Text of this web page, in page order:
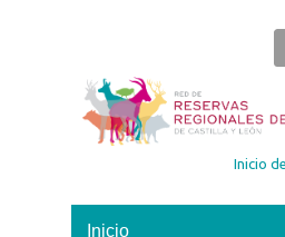
Inicio